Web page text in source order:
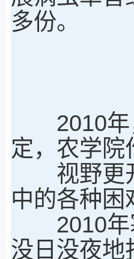
多份。
2010年，
定，农学院
视野更开
中的各种困
2010年寒
没日没夜地